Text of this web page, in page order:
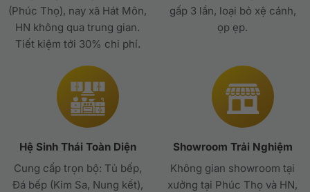
(Phúc Thọ), nay xã Hát Môn,
HN không qua trung gian.
Tiết kiệm tới 30% chi phí.
gấp 3 lần, loại bỏ xệ cánh,
ọp ẹp.
Hệ Sinh Thái Toàn Diện
Cung cấp trọn bộ: Tủ bếp,
Đá bếp (Kim Sa, Nung kết),
Showroom Trải Nghiệm
Không gian showroom tại
xưởng tại Phúc Thọ và HN,